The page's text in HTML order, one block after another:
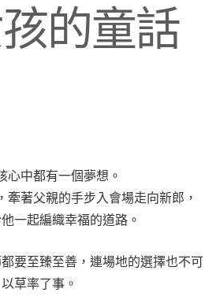
的童話
心中都有一個夢想。
牽著父親的手步入會場走向新郎，
一起編織幸福的道路。
要至臻至善，連場地的選擇也不可
以草率了事。